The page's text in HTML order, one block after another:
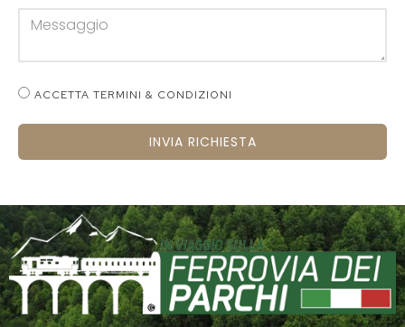
ACCETTA TERMINI & CONDIZIONI
INVIA RICHIESTA